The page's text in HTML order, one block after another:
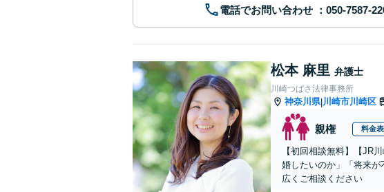
電話でお問い合わせ
松本 麻里 弁護士
川崎つばさ法律事務所
神奈川県|川崎市川崎区
親権 料金
【初回相談無料】【JR
婚したいのか」「将来
広くご相談ください